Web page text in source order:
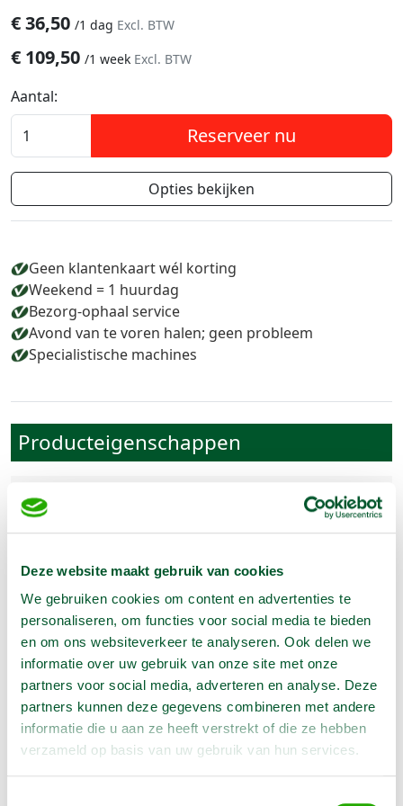
Deze website maakt gebruik van cookies
We gebruiken cookies om content en advertenties te
personaliseren, om functies voor social media te bieden
en om ons websiteverkeer te analyseren. Ook delen we
informatie over uw gebruik van onze site met onze
partners voor social media, adverteren en analyse. Deze
partners kunnen deze gegevens combineren met andere
informatie die u aan ze heeft verstrekt of die ze hebben
verzameld op basis van uw gebruik van hun services.
€36,50 /1 dag Excl. BTW
€ 109,50 /1 week Excl. BTW
Aantal:
Reserveer nu
Opties bekijken
Geen klantenkaart wél korting
Weekend = 1 huurdag
Bezorg-ophaal service
Avond van te voren halen; geen probleem
Specialistische machines
Producteigenschappen
Eigen gewicht
Diameter
40 cm
Toerental
150 tpm
Omschrijving
Voor het schuren van beton- cementdekvloeren